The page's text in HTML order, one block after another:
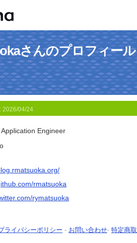
さんのプロフィール
2026/04/24
Engineer
rmatsuoka
rymatsuoka
ライバシーポリシー - お問い合わせ- 特定商